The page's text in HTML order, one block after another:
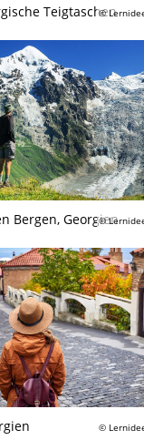
©
Teigtaschen
©
Bergen, Georgien
©